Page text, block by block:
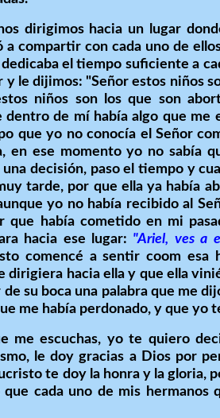
dirigimos hacia un lugar
a compartir con cada uno de
el tiempo suficiente a
y le dijimos: "Señor estos niños
niños son los que son
de mí había algo que me
que yo no conocía el Señor
en ese momento yo no sabía
decisión, paso el tiempo y
tarde, por que ella ya había
yo no había recibido al
que había cometido en mi
hacia ese lugar: "Ariel, ves a
comencé a sentir coom esa
dirigiera hacia ella y que ella
su boca una palabra que me
me había perdonado, y que yo
me escuchas, yo te quiero
le doy gracias a Dios por
te doy la honra y la
que cada uno de mis